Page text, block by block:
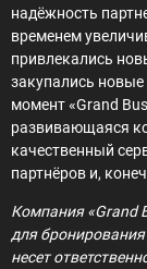
надёжность
временем
привлекались
закупались
момент «Grand
развивающаяся
качественный
партнёров и,
Компания «Grand
для
несет